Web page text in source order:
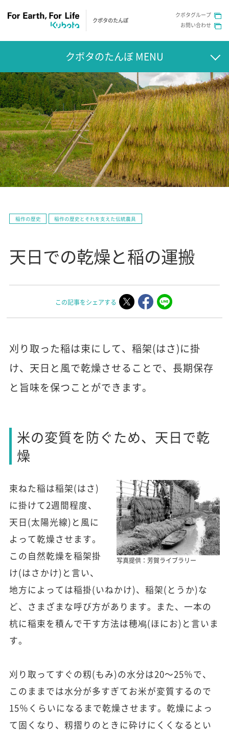
クボタのたんぼ
クボタグループ
お問い合わせ
クボタのたんぼ MENU
稲作の歴史 稲作の歴史とそれを支えた伝統農具
天日での乾燥と稲の運搬
この記事をシェアする
刈り取った稲は束にして、稲架(はさ)に掛
け、天日と風で乾燥させることで、長期保存
と旨味を保つことができます。
米の変質を防ぐため、天日で乾
燥
写真提供：芳賀ライブラリー
束ねた稲は稲架(はさ)
に掛けて2週間程度、
天日(太陽光線)と風に
よって乾燥させます。
この自然乾燥を稲架掛
け(はさかけ)と言い、
地方によっては稲掛(いねかけ)、稲架(とうか)な
ど、さまざまな呼び方があります。また、一本の
杭に稲束を積んで干す方法は穂鳰(ほにお)と言いま
す。
刈り取ってすぐの籾(もみ)の水分は20～25％で、
このままでは水分が多すぎてお米が変質するので
15％くらいになるまで乾燥させます。乾燥によっ
て固くなり、籾摺りのときに砕けにくくなるとい